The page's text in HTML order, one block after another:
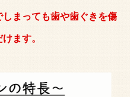
まっても歯や歯ぐきを傷
ます。